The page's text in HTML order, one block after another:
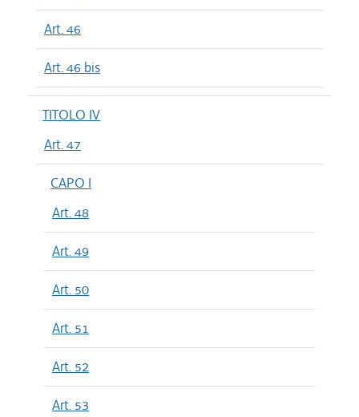
Art. 46
Art. 46 bis
TITOLO IV
Art. 47
CAPO I
Art. 48
Art. 49
Art. 50
Art. 51
Art. 52
Art. 53